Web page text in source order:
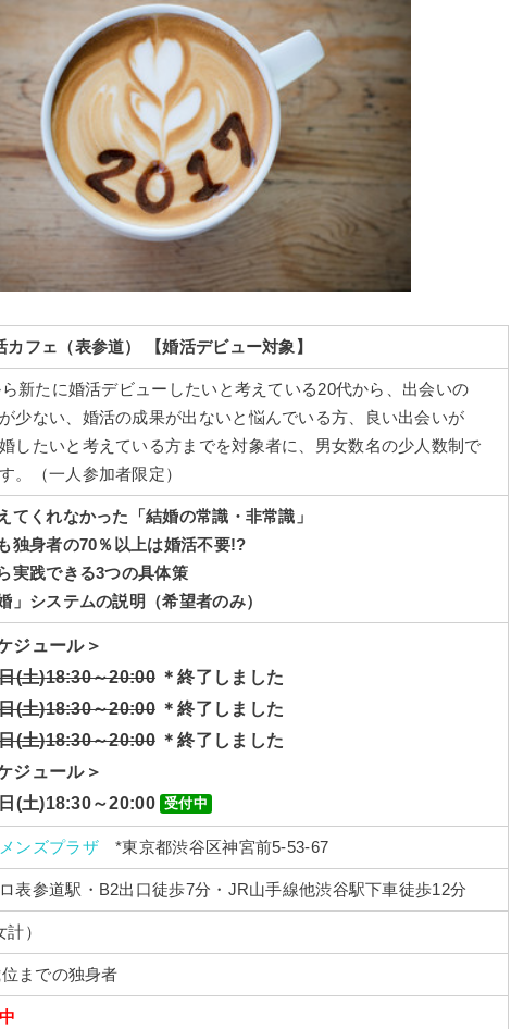
カフェ（表参道） 【婚活デビュー対象】
新たに婚活デビューしたいと考えている20代から、出会いの
少ない、婚活の成果が出ないと悩んでいる方、良い出会いが
したいと考えている方までを対象者に、男女数名の少人数制で
。（一人参加者限定）
てくれなかった「結婚の常識・非常識 」
独身者の70％以上は婚活不要!?
実践できる3つの具体策
」システムの説明（希望者のみ）
ジュール＞
(土)18:30～20:00＊終了しました
(土)18:30～20:00 ＊終了しました
(土)18:30～20:00＊終了しました
ジュール＞
(土)18:30～20:00 受付中
ンズプラザ*東京都渋谷区神宮前5-53-67
表参道駅・B2出口徒歩7分・JR山手線他渋谷駅下車徒歩12分
）
までの独身者